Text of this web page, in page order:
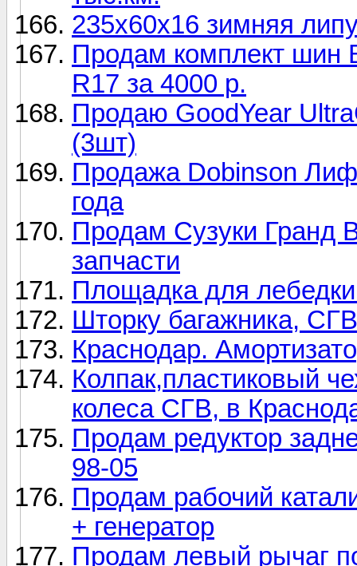
235х60х16 зимняя
Продам комплект шин
R17 за 4000 р.
Продаю GoodYear
(3шт)
Продажа Dobinson
года
Продам Сузуки Гранд
запчасти
Площадка для
Шторку багажника,
Краснодар.
Колпак,пластиковый
колеса СГВ, в
Продам редуктор
98-05
Продам рабочий
+ генератор
Продам левый рычаг